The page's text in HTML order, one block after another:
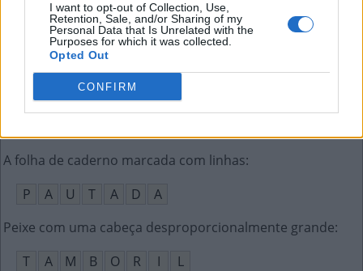
I want to opt-out of Collection, Use,
Retention, Sale, and/or Sharing of my
Personal Data that Is Unrelated with the
Purposes for which it was collected.
Opted Out
CONFIRM
Deserto mais quente do mundo:
A A R
Os surfistas costumam procurar as melhores
A folha de caderno marcada com linhas:
P
A U T A D
A
Peixe com uma cabeça desproporcionalmente grande:
T
A M B O R I
L